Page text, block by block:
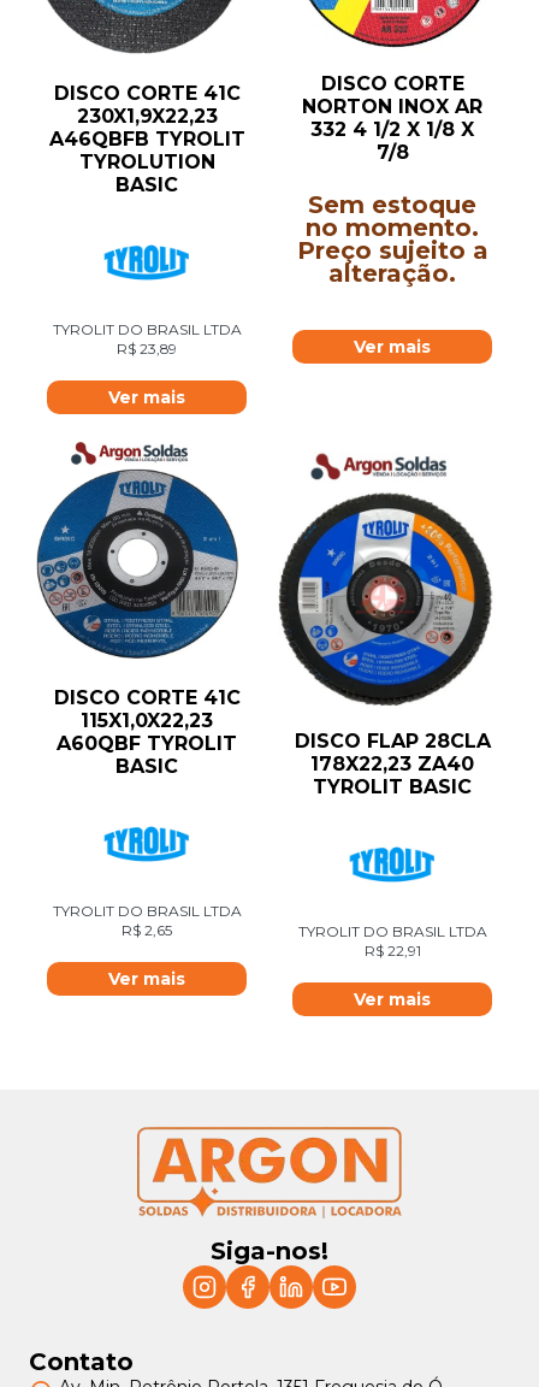
DISCO CORTE 41C
230X1,9X22,23
A46QBFB TYROLIT
TYROLUTION
BASIC
TYROLIT DO BRASIL LTDA
R$ 23,89
Ver mais
DISCO CORTE
NORTON INOX AR
332 4 1/2 X 1/8 X
7/8
Sem estoque
no momento.
Preço sujeito a
alteração.
Ver mais
DISCO CORTE 41C
115X1,0X22,23
A60QBF TYROLIT
BASIC
TYROLIT DO BRASIL LTDA
R$ 2,65
Ver mais
DISCO FLAP 28CLA
178X22,23 ZA40
TYROLIT BASIC
TYROLIT DO BRASIL LTDA
R$22,91
Ver mais
Siga-nos!
Contato